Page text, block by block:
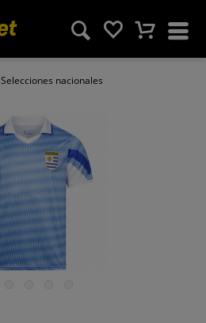
Selecciones nacionales